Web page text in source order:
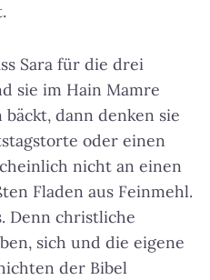
Sara für die drei
sie im Hain Mamre
dann denken sie
oder einen
nicht an einen
Fladen aus Feinmehl.
Denn christliche
sich und die eigene
der Bibel